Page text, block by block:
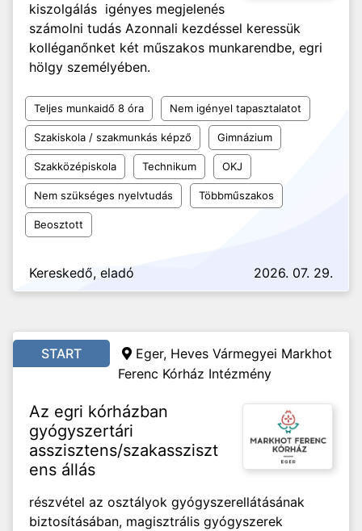
kiszolgálás igényes megjelenés
számolni tudás Azonnali kezdéssel keressük
kolléganőnket két műszakos munkarendbe, egri
hölgy személyében.
Teljes munkaidő 8 óra Nem igényel tapasztalatot
Szakiskola / szakmunkás képző Gimnázium
Szakközépiskola Technikum OKJ
Nem szükséges nyelvtudás Többműszakos
Beosztott
Kereskedő, eladó 2026. 07. 29.
START
Eger, Heves Vármegyei Markhot
Ferenc Kórház Intézmény
Az egri kórházban
gyógyszertári
asszisztens/szakassziszt
ens állás
részvétel az osztályok gyógyszerellátásának
biztosításában, magisztrális gyógyszerek